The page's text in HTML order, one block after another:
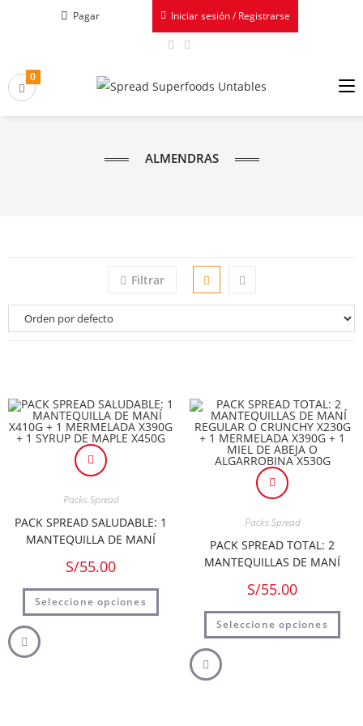
Pagar Iniciar sesión / Registrarse
0
ALMENDRAS
Filtrar
Packs Spread
PACK SPREAD SALUDABLE: 1
MANTEQUILLA DE MANÍ
+ 1 SYRUP DE MAPLE X450G
S/55.00
Seleccione opciones
Packs Spread
PACK SPREAD TOTAL: 2
MANTEQUILLAS DE MANÍ
+ 1 MERMELADA X390G + 1
MIEL DE ABEJA O
ALGARROBINA X530G
S/55.00
Seleccione opciones